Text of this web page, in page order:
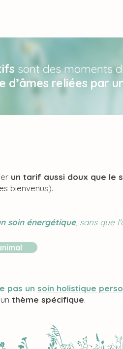
sont des moments
d’âmes reliées par
un tarif aussi doux que le
bienvenus).
soin énergétique, sans que
pas un soin holistique
thème spécifique.